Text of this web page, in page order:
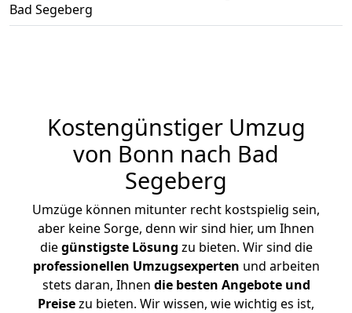
Bad Segeberg
Kostengünstiger Umzug
von Bonn nach Bad
Segeberg
Umzüge können mitunter recht kostspielig sein,
aber keine Sorge, denn wir sind hier, um Ihnen
diegünstigste Lösung zu bieten. Wir sind die
professionellen Umzugsexperten und arbeiten
stets daran, Ihnen die besten Angebote und
Preisezu bieten. Wir wissen, wie wichtig es ist,